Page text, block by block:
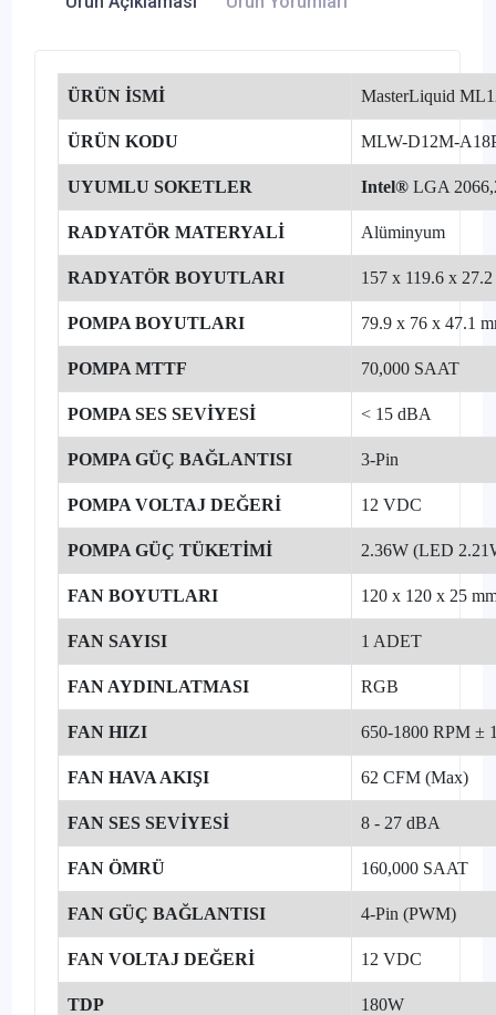
ÜRÜN İSMİ MasterLiquid
ÜRÜN KODU MLW-D12M-
UYUMLU SOKETLER Intel® LGA
RADYATÖR MATERYALİ Alüminyum
RADYATÖR BOYUTLARI 157 x 119.6 x
POMPA BOYUTLARI 79.9 x 76 x 47.1
POMPA MTTF 70,000 SAAT
POMPA SES SEVİYESİ < 15 dBA
POMPA GÜÇ BAĞLANTISI 3-Pin
POMPA VOLTAJ DEĞERİ 12 VDC
POMPA GÜÇ TÜKETİMİ 2.36W (LED
FAN BOYUTLARI 120 x 120 x 25
FAN SAYISI 1 ADET
FAN AYDINLATMASI RGB
FAN HIZI 650-1800 RPM ±
FAN HAVA AKIŞI 62 CFM (Max)
FAN SES SEVİYESİ 8 - 27 dBA
FAN ÖMRÜ 160,000 SAAT
FAN GÜÇ BAĞLANTISI 4-Pin (PWM)
FAN VOLTAJ DEĞERİ 12 VDC
TDP 180W